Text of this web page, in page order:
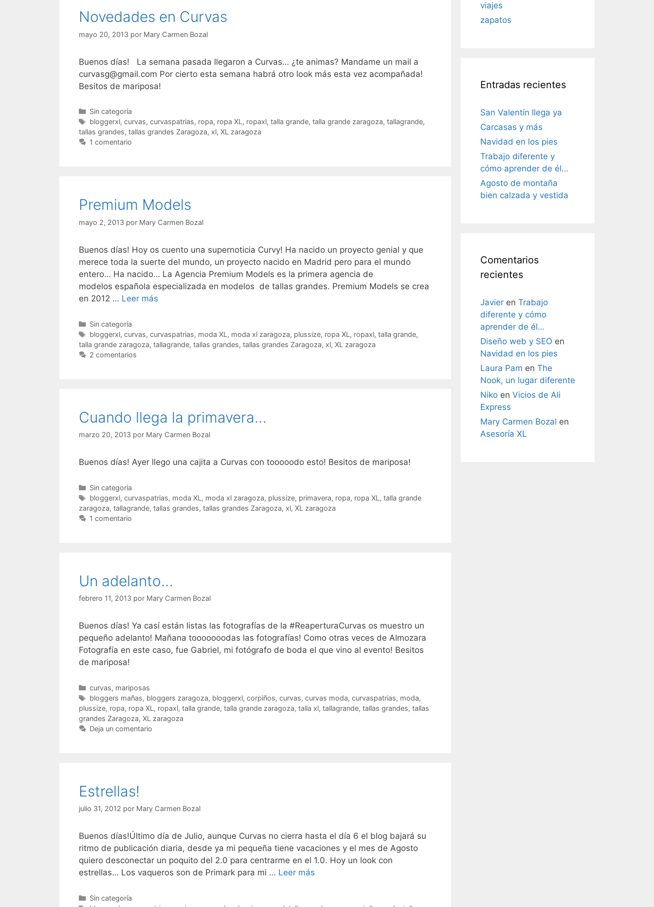
Novedades en Curvas
mayo 20, 2013 por Mary Carmen Bozal
Buenos días! La semana pasada llegaron a Curvas… ¿te animas? Mandame un mail a
curvasg@gmail.com Por cierto esta semana habrá otro look más esta vez acompañada!
Besitos de mariposa!
Categorías
Sin categoría
Etiquetas
bloggerxl, curvas, curvaspatrias, ropa, ropa XL, ropaxl, talla grande, talla grande zaragoza, tallagrande,
tallas grandes, tallas grandes Zaragoza, xl, XL zaragoza
1 comentario
Premium Models
mayo 2, 2013 por Mary Carmen Bozal
Buenos días! Hoy os cuento una supernoticia Curvy! Ha nacido un proyecto genial y que
merece toda la suerte del mundo, un proyecto nacido en Madrid pero para el mundo
entero… Ha nacido… La Agencia Premium Models es la primera agencia de
modelos española especializada en modelos de tallas grandes. Premium Models se crea
en 2012 … Leer más
Categorías
Sin categoría
Etiquetas
bloggerxl, curvas, curvaspatrias, moda XL , moda xl zaragoza, plussize, ropa XL , ropaxl, talla grande,
talla grande zaragoza, tallagrande, tallas grandes, tallas grandes Zaragoza, xl, XL zaragoza
2 comentarios
Cuando llega la primavera…
marzo 20, 2013 por Mary Carmen Bozal
Buenos días! Ayer llego una cajita a Curvas con tooooodo esto! Besitos de mariposa!
Categorías
Sin categoría
Etiquetas
bloggerxl, curvaspatrias, moda XL , moda xl zaragoza, plussize, primavera, ropa, ropa XL , talla grande
zaragoza, tallagrande, tallas grandes, tallas grandes Zaragoza, xl, XL zaragoza
1 comentario
Un adelanto…
febrero 11, 2013 por Mary Carmen Bozal
Buenos días! Ya casí están listas las fotografías de la #ReaperturaCurvas os muestro un
pequeño adelanto! Mañana tooooooodas las fotografías! Como otras veces de Almozara
Fotografía en este caso, fue Gabriel, mi fotógrafo de boda el que vino al evento! Besitos
de mariposa!
Categorías
curvas, mariposas
Etiquetas
bloggers mañas, bloggers zaragoza, bloggerxl, corpiños, curvas, curvas moda, curvaspatrias, moda,
plussize, ropa, ropa XL , ropaxl, talla grande, talla grande zaragoza, talla xl, tallagrande, tallas grandes, tallas
grandes Zaragoza, XL zaragoza
Deja un comentario
Estrellas!
julio 31, 2012 por Mary Carmen Bozal
Buenos días!Último día de Julio, aunque Curvas no cierra hasta el día 6 el blog bajará su
ritmo de publicación diaria, desde ya mi pequeña tiene vacaciones y el mes de Agosto
quiero desconectar un poquito del 2.0 para centrarme en el 1.0. Hoy un look con
estrellas… Los vaqueros son de Primark para mi … Leer más
Categorías
Sin categoría
viajes
zapatos
Entradas recientes
San Valentín llega ya
Carcasas y más
Navidad en los pies
Trabajo diferente y
cómo aprender de él…
Agosto de montaña
bien calzada y vestida
Comentarios
recientes
Javier en Trabajo
diferente y cómo
aprender de él…
Diseño web y SEO en
Navidad en los pies
Laura Pam en The
Nook, un lugar diferente
Niko en Vicios de Ali
Express
Mary Carmen Bozal en
Asesoría XL